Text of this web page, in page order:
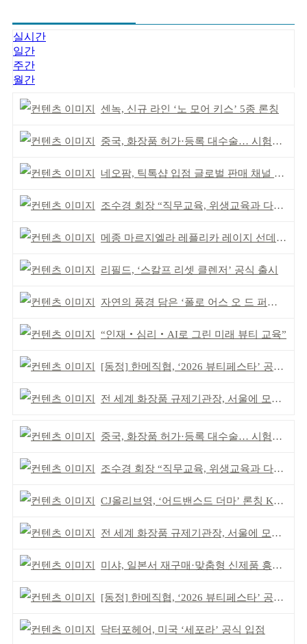
실시간
일간
주간
월간
센녹, 신규 라인 ‘노 모어 키스’ 5종 론칭
중국, 화장품 허가·등록 대수술… 시험자료 공용 허용
네오팜, 틱톡샵 입점 글로벌 판매 채널 다각화
조수경 회장 “직무교육, 위생교육과 다르다”
메종 마르지엘라 레플리카 레이지 선데이 모닝 디퓨저
리필드, ‘스칼프 리셋 클렌저’ 공식 출시
자연의 풍경 담은 ‘폴로 어스 오 드 퍼퓸’ 4종 출시
“인재‧심리‧AI로 그린 미래 뷰티 교육”
[동정] 한메직협, ‘2026 뷰티페스타’ 공동 주최
전 세계 화장품 규제기관장, 서울에 모인다
중국, 화장품 허가·등록 대수술… 시험자료 공용 허용
조수경 회장 “직무교육, 위생교육과 다르다”
CJ올리브영, ‘어드밴스드 더마’ 론칭 K더마 육성 박차
전 세계 화장품 규제기관장, 서울에 모인다
미샤, 일본서 재구매·맞춤형 신제품 흥행 ‘쌍끌이’
[동정] 한메직협, ‘2026 뷰티페스타’ 공동 주최
닥터포헤어, 미국 ‘세포라’ 공식 입점